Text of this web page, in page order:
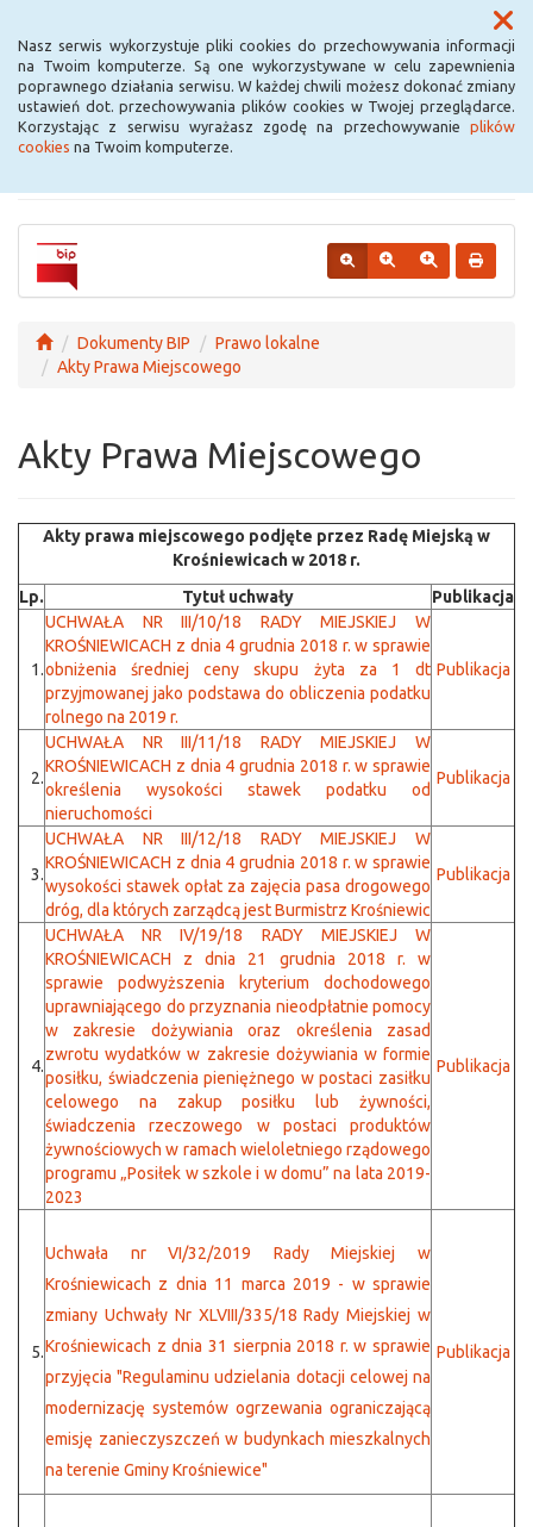
Nasz serwis wykorzystuje pliki cookies do przechowywania informacji
na Twoim komputerze. Są one wykorzystywane w celu zapewnienia
poprawnego działania serwisu. W każdej chwili możesz dokonać zmiany
ustawień dot. przechowywania plików cookies w Twojej przeglądarce.
Korzystając z serwisu wyrażasz zgodę na przechowywanie plików
cookies na Twoim komputerze.
Menu
Urząd Miejski w
Krośniewicach
Dokumenty BIP
Prawo lokalne
Akty Prawa Miejscowego
Akty Prawa Miejscowego
Akty prawa miejscowego podjęte przez Radę Miejską w
Krośniewicach w 2018 r.
Lp.
Tytuł uchwały Publikacja
1.
UCHWAŁA NR III/10/18 RADY MIEJSKIEJ W
KROŚNIEWICACH z dnia 4 grudnia 2018 r. w sprawie
obniżenia średniej ceny skupu żyta za 1 dt
przyjmowanej jako podstawa do obliczenia podatku
rolnego na 2019 r.
Publikacja
2.
UCHWAŁA NR III/11/18 RADY MIEJSKIEJ W
KROŚNIEWICACH z dnia 4 grudnia 2018 r. w sprawie
określenia wysokości stawek podatku od
nieruchomości
Publikacja
3.
UCHWAŁA NR III/12/18 RADY MIEJSKIEJ W
KROŚNIEWICACH z dnia 4 grudnia 2018 r. w sprawie
wysokości stawek opłat za zajęcia pasa drogowego
dróg, dla których zarządcą jest Burmistrz Krośniewic
Publikacja
4.
UCHWAŁA NR IV/19/18 RADY MIEJSKIEJ W
KROŚNIEWICACH z dnia 21 grudnia 2018 r. w
sprawie podwyższenia kryterium dochodowego
uprawniającego do przyznania nieodpłatnie pomocy
w zakresie dożywiania oraz określenia zasad
zwrotu wydatków w zakresie dożywiania w formie
posiłku, świadczenia pieniężnego w postaci zasiłku
celowego na zakup posiłku lub żywności,
świadczenia rzeczowego w postaci produktów
żywnościowych w ramach wieloletniego rządowego
programu „Posiłek w szkole i w domu” na lata 2019-
2023
Publikacja
5.
Uchwała nr VI/32/2019 Rady Miejskiej w
Krośniewicach z dnia 11 marca 2019 - w sprawie
zmiany Uchwały Nr XLVIII/335/18 Rady Miejskiej w
Krośniewicach z dnia 31 sierpnia 2018 r. w sprawie
przyjęcia "Regulaminu udzielania dotacji celowej na
modernizację systemów ogrzewania ograniczającą
emisję zanieczyszczeń w budynkach mieszkalnych
na terenie Gminy Krośniewice"
Publikacja